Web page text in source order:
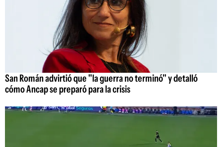
San Román advirtió que "la guerra no terminó" y detalló
cómo Ancap se preparó para la crisis